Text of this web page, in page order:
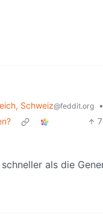
Schweiz@feddit.org
•
7
als die